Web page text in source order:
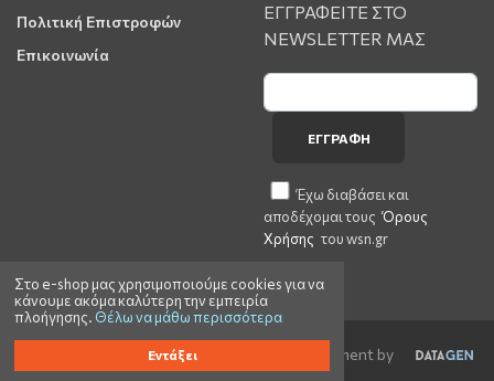
Στο e-shop μας χρησιμοποιούμε cookies για να
κάνουμε ακόμα καλύτερη την εμπειρία
πλοήγησης. Θέλω να μάθω περισσότερα
Εντάξει
Πολιτική Επιστροφών
Επικοινωνία
ΕΓΓΡΑΦΕΙΤΕ ΣΤΟ
NEWSLETTER ΜΑΣ
ΕΓΓΡΑΦΉ
Έχω διαβάσει και
αποδέχομαι τους Όρους
Χρήσης του wsn.gr
©2023 wsn.gr All rights reserved | Web Development by